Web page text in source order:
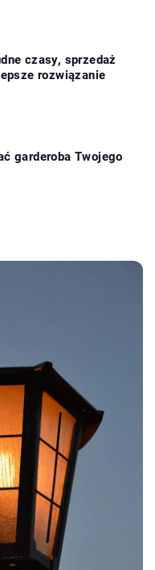
czasy, sprzedaż
rozwiązanie
garderoba Twojego